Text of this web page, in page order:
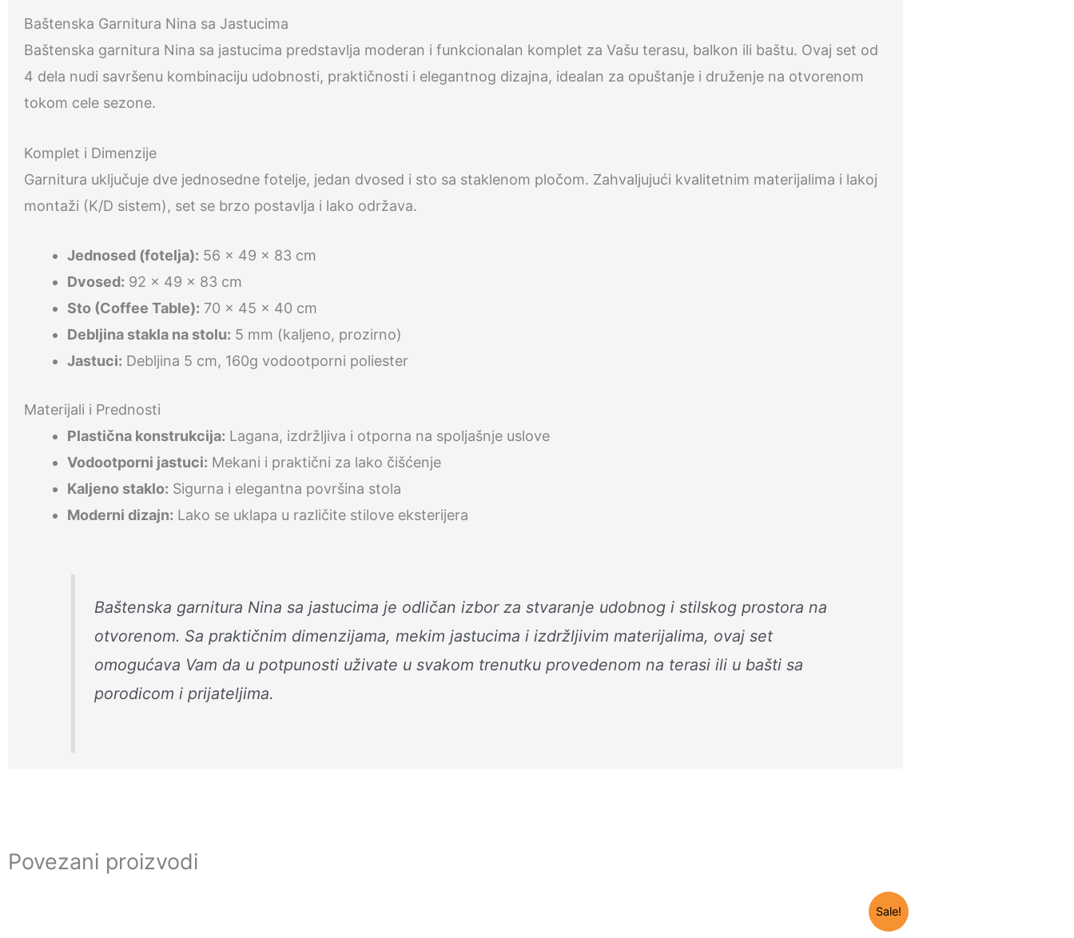
Baštenska Garnitura Nina sa Jastucima
Baštenska garnitura Nina sa jastucima predstavlja moderan i funkcionalan komplet za Vašu terasu, balkon ili baštu. Ovaj set od
4 dela nudi savršenu kombinaciju udobnosti, praktičnosti i elegantnog dizajna, idealan za opuštanje i druženje na otvorenom
tokom cele sezone.
Komplet i Dimenzije
Garnitura uključuje dve jednosedne fotelje, jedan dvosed i sto sa staklenom pločom. Zahvaljujući kvalitetnim materijalima i lakoj
montaži (K/D sistem), set se brzo postavlja i lako održava.
Jednosed (fotelja): 56 x 49 x 83 cm
Dvosed: 92 x 49 x 83 cm
Sto (Coffee Table): 70 x 45 x 40 cm
Debljina stakla na stolu: 5 mm (kaljeno, prozirno)
Jastuci: Debljina 5 cm, 160g vodootporni poliester
Materijali i Prednosti
Plastična konstrukcija: Lagana, izdržljiva i otporna na spoljašnje uslove
Vodootporni jastuci: Mekani i praktični za lako čišćenje
Kaljeno staklo: Sigurna i elegantna površina stola
Moderni dizajn: Lako se uklapa u različite stilove eksterijera
Baštenska garnitura Nina sa jastucima je odličan izbor za stvaranje udobnog i stilskog prostora na
otvorenom. Sa praktičnim dimenzijama, mekim jastucima i izdržljivim materijalima, ovaj set
omogućava Vam da u potpunosti uživate u svakom trenutku provedenom na terasi ili u bašti sa
porodicom i prijateljima.
Povezani proizvodi
Sale!